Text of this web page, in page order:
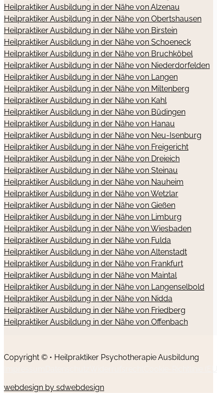
Heilpraktiker Ausbildung in der Nähe von Alzenau
Heilpraktiker Ausbildung in der Nähe von Obertshausen
Heilpraktiker Ausbildung in der Nähe von Birstein
Heilpraktiker Ausbildung in der Nähe von Schoeneck
Heilpraktiker Ausbildung in der Nähe von Bruchköbel
Heilpraktiker Ausbildung in der Nähe von Niederdorfelden
Heilpraktiker Ausbildung in der Nähe von Langen
Heilpraktiker Ausbildung in der Nähe von Miltenberg
Heilpraktiker Ausbildung in der Nähe von Kahl
Heilpraktiker Ausbildung in der Nähe von Büdingen
Heilpraktiker Ausbildung in der Nähe von Hanau
Heilpraktiker Ausbildung in der Nähe von Neu-Isenburg
Heilpraktiker Ausbildung in der Nähe von Freigericht
Heilpraktiker Ausbildung in der Nähe von Dreieich
Heilpraktiker Ausbildung in der Nähe von Steinau
Heilpraktiker Ausbildung in der Nähe von Nauheim
Heilpraktiker Ausbildung in der Nähe von Wetzlar
Heilpraktiker Ausbildung in der Nähe von Gießen
Heilpraktiker Ausbildung in der Nähe von Limburg
Heilpraktiker Ausbildung in der Nähe von Wiesbaden
Heilpraktiker Ausbildung in der Nähe von Fulda
Heilpraktiker Ausbildung in der Nähe von Altenstadt
Heilpraktiker Ausbildung in der Nähe von Frankfurt
Heilpraktiker Ausbildung in der Nähe von Maintal
Heilpraktiker Ausbildung in der Nähe von Langenselbold
Heilpraktiker Ausbildung in der Nähe von Nidda
Heilpraktiker Ausbildung in der Nähe von Friedberg
Heilpraktiker Ausbildung in der Nähe von Offenbach
Copyright © • Heilpraktiker Psychotherapie Ausbildung
webdesign by sdwebdesign